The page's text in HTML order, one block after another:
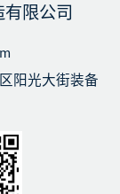
限公司
阳光大街装备